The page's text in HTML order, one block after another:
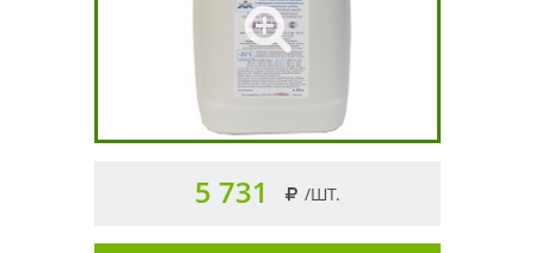
5 731 /ШТ.